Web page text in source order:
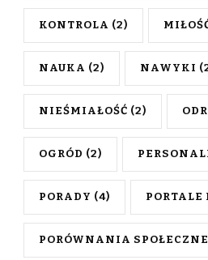
KONTROLA (2)
NAUKA (2) NAWYKI
NIEŚMIAŁOŚĆ (2)
OGRÓD (2)
PORADY (4) PORTALE
PORÓWNANIA SPOŁECZNE